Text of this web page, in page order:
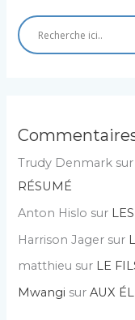
Trudy Denmark sur
RÉSUMÉ
Anton Hislo sur
Harrison Jager sur
matthieu sur LE
Mwangi surAUX